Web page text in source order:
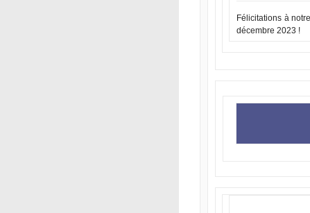
Félicitations à
décembre 2023 !